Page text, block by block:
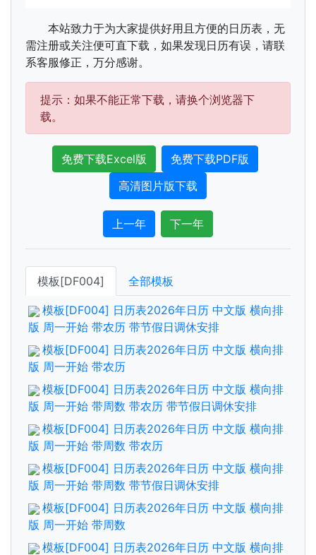
本站致力于为大家提供好用且方便的日历表，无
需注册或关注便可直下载，如果发现日历有误，请联
系客服修正，万分感谢。
提示：如果不能正常下载，请换个浏览器下
载。
免费下载Excel版
免费下载PDF版
高清图片版下载
上一年 下一年
模板[DF004] 全部模板
模板[DF004] 日历表2026年日历 中文版 横向排
版 周一开始 带农历 带节假日调休安排
模板[DF004] 日历表2026年日历 中文版 横向排
版 周一开始 带农历
模板[DF004] 日历表2026年日历 中文版 横向排
版 周一开始 带周数 带农历 带节假日调休安排
模板[DF004] 日历表2026年日历 中文版 横向排
版 周一开始 带周数 带农历
模板[DF004] 日历表2026年日历 中文版 横向排
版 周一开始 带周数 带节假日调休安排
模板[DF004] 日历表2026年日历 中文版 横向排
版 周一开始 带周数
模板[DF004] 日历表2026年日历 中文版 横向排